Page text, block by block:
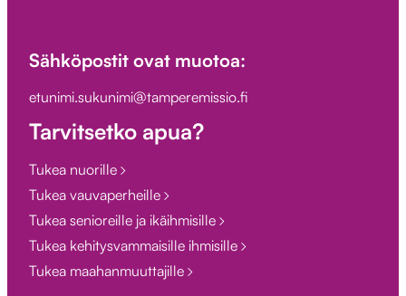
Sähköpostit ovat muotoa:
etunimi.sukunimi@tamperemissio.fi
Tarvitsetko apua?
Tukea nuorille
Tukea vauvaperheille
Tukea senioreille ja ikäihmisille
Tukea kehitysvammaisille ihmisille
Tukea maahanmuuttajille